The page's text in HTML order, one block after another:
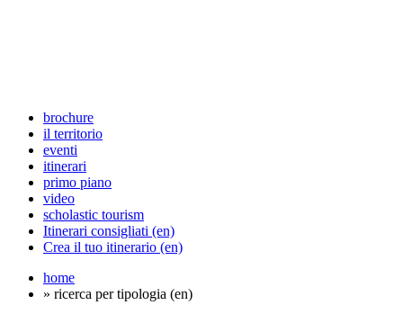
brochure
il territorio
eventi
itinerari
primo piano
video
scholastic tourism
Itinerari consigliati (en)
Crea il tuo itinerario (en)
home
» ricerca per tipologia (en)